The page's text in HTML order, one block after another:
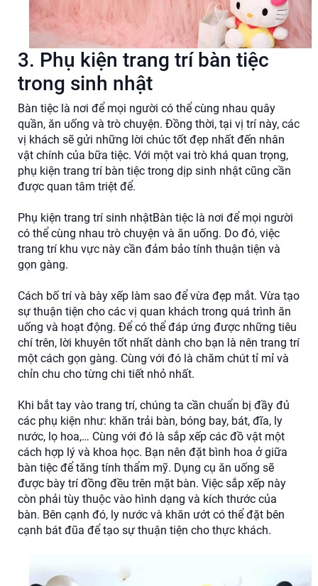
3. Phụ kiện trang trí bàn tiệc
trong sinh nhật
Bàn tiệc là nơi để mọi người có thể cùng nhau quây
quần, ăn uống và trò chuyện. Đồng thời, tại vị trí này, các
vị khách sẽ gửi những lời chúc tốt đẹp nhất đến nhân
vật chính của bữa tiệc. Với một vai trò khá quan trọng,
phụ kiện trang trí bàn tiệc trong dịp sinh nhật cũng cần
được quan tâm triệt để.
Phụ kiện trang trí sinh nhậtBàn tiệc là nơi để mọi người
có thể cùng nhau trò chuyện và ăn uống. Do đó, việc
trang trí khu vực này cần đảm bảo tính thuận tiện và
gọn gàng.
Cách bố trí và bày xếp làm sao để vừa đẹp mắt. Vừa tạo
sự thuận tiện cho các vị quan khách trong quá trình ăn
uống và hoạt động. Để có thể đáp ứng được những tiêu
chí trên, lời khuyên tốt nhất dành cho bạn là nên trang trí
một cách gọn gàng. Cùng với đó là chăm chút tỉ mỉ và
chỉn chu cho từng chi tiết nhỏ nhất.
Khi bắt tay vào trang trí, chúng ta cần chuẩn bị đầy đủ
các phụ kiện như: khăn trải bàn, bóng bay, bát, đĩa, ly
nước, lọ hoa,… Cùng với đó là sắp xếp các đồ vật một
cách hợp lý và khoa học. Bạn nên đặt bình hoa ở giữa
bàn tiệc để tăng tính thẩm mỹ. Dụng cụ ăn uống sẽ
được bày trí đồng đều trên mặt bàn. Việc sắp xếp này
còn phải tùy thuộc vào hình dạng và kích thước của
bàn. Bên cạnh đó, ly nước và khăn ướt có thể đặt bên
cạnh bát đũa để tạo sự thuận tiện cho thực khách.